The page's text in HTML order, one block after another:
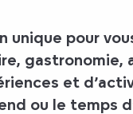
unique pour
gastronomie,
et
ou le temps